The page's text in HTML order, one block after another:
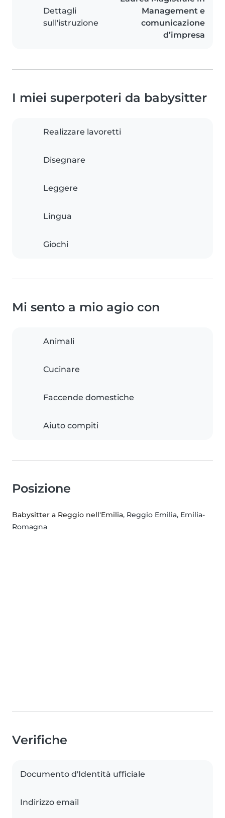
Dettagli
sull'istruzione
Management e
comunicazione
d’impresa
I miei superpoteri da babysitter
Realizzare lavoretti
Disegnare
Leggere
Lingua
Giochi
Mi sento a mio agio con
Animali
Cucinare
Faccende domestiche
Aiuto compiti
Posizione
Babysitter a Reggio nell'Emilia, Reggio Emilia, Emilia-
Romagna
Verifiche
Documento d'Identità ufficiale
Indirizzo email